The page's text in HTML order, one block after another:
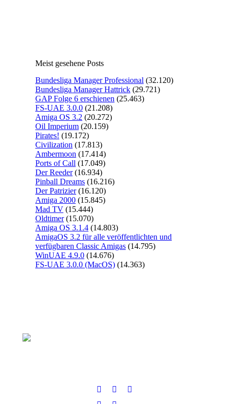
Meist gesehene Posts
Bundesliga Manager Professional (32.120)
Bundesliga Manager Hattrick (29.721)
GAP Folge 6 erschienen (25.463)
FS-UAE 3.0.0 (21.208)
Amiga OS 3.2 (20.272)
Oil Imperium (20.159)
Pirates! (19.172)
Civilization (17.813)
Ambermoon (17.414)
Ports of Call (17.049)
Der Reeder (16.934)
Pinball Dreams (16.216)
Der Patrizier (16.120)
Amiga 2000 (15.845)
Mad TV (15.444)
Oldtimer (15.070)
Amiga OS 3.1.4 (14.803)
AmigaOS 3.2 für alle veröffentlichten und
verfügbaren Classic Amigas (14.795)
WinUAE 4.9.0 (14.676)
FS-UAE 3.0.0 (MacOS) (14.363)